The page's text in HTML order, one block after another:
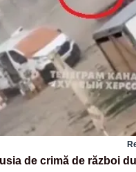
de crimă de război